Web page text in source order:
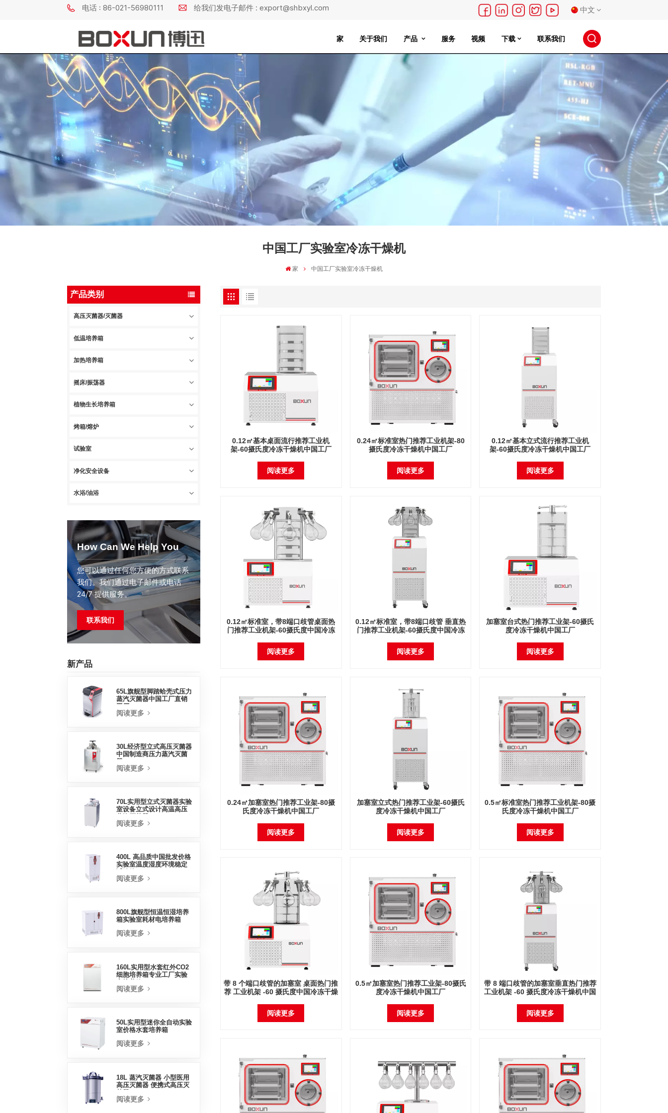
电话 : 86-021-56980111 给我们发电子邮件 : export@shbxyl.com 中文
English
français
русский
español
português
日本語
家 关于我们 产品 服务 视频 下载 联系我们
中国工厂实验室冷冻干燥机
家 中国工厂实验室冷冻干燥机
产品类别
高压灭菌器/灭菌器
低温培养箱
加热培养箱
摇床/振荡器
植物生长培养箱
烤箱/熔炉
试验室
净化安全设备
水浴/油浴
How Can We Help You
您可以通过任何您方便的方式联系
我们。我们通过电子邮件或电话
24/7 提供服务。
联系我们
新产品
65L旗舰型脚踏蛤壳式压力
蒸汽灭菌器中国工厂直销
阅读更多
30L经济型立式高压灭菌器
中国制造商压力蒸汽灭菌
阅读更多
70L实用型立式灭菌器实验
室设备立式设计高温高压
阅读更多
400L 高品质中国批发价格
实验室温度湿度环境稳定
阅读更多
800L旗舰型恒温恒湿培养
箱实验室耗材电培养箱
阅读更多
160L实用型水套红外CO2
细胞培养箱专业工厂实验
阅读更多
50L实用型迷你全自动实验
室价格水套培养箱
阅读更多
18L 蒸汽灭菌器 小型医用
高压灭菌器 便携式高压灭
阅读更多
0.12㎡基本桌面流行推荐工业机
架-60摄氏度冷冻干燥机中国工厂
阅读更多
0.24㎡标准室热门推荐工业机架-80
摄氏度冷冻干燥机中国工厂
阅读更多
0.12㎡基本立式流行推荐工业机
架-60摄氏度冷冻干燥机中国工厂
阅读更多
0.12㎡标准室，带8端口歧管桌面热
门推荐工业机架-60摄氏度中国冷冻
阅读更多
0.12㎡标准室，带8端口歧管 垂直热
门推荐工业机架-60摄氏度中国冷冻
阅读更多
加塞室台式热门推荐工业架-60摄氏
度冷冻干燥机中国工厂
阅读更多
0.24㎡加塞室热门推荐工业架-80摄
氏度冷冻干燥机中国工厂
阅读更多
加塞室立式热门推荐工业架-60摄氏
度冷冻干燥机中国工厂
阅读更多
0.5㎡标准室热门推荐工业机架-80摄
氏度冷冻干燥机中国工厂
阅读更多
带 8 个端口歧管的加塞室 桌面热门推
荐 工业机架 -60 摄氏度中国冷冻干燥
阅读更多
0.5㎡加塞室热门推荐工业架-80摄氏
度冷冻干燥机中国工厂
阅读更多
带 8 端口歧管的加塞室垂直热门推荐
工业机架 -60 摄氏度冷冻干燥机中国
阅读更多